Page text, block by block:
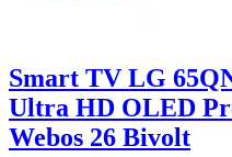
Smart TV LG
Ultra HD OLED
Webos 26 Bivolt